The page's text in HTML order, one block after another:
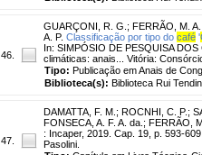
46.
GUARÇONI, R. G. ; FERRÃO, M.
A. P. Classificação por tipo do café '
In: SIMPÓSIO DE PESQUISA
climáticas: anais... Vitória:
Tipo: Publicação em Anais de
Biblioteca(s): Biblioteca Rui
47.
DAMATTA, F. M. ; ROCNHI, C. P. ;
FONSECA, A. F. A. da.; FERRÃO,
: Incaper, 2019. Cap. 19, p. 593-
Pasolini.